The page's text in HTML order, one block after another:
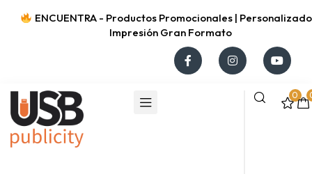
ENCUENTRA - Productos Promocionales |
Impresión Gran Formato
0